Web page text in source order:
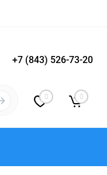
Вход Регистрация
+7 (843) 526-73-20
0 0